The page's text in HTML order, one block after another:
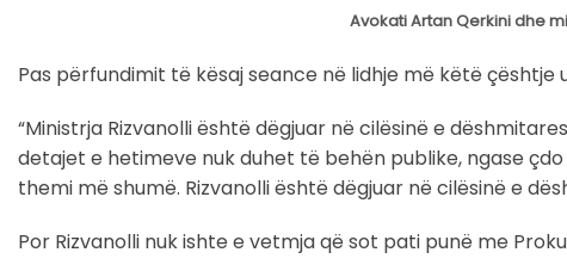
Avokati Artan Qerkini dhe
Pas përfundimit të kësaj seance në lidhje më këtë çështje
“Ministrja Rizvanolli është dëgjuar në cilësinë e
detajet e hetimeve nuk duhet të behën publike, ngase
themi më shumë. Rizvanolli është dëgjuar në cilësinë e
Por Rizvanolli nuk ishte e vetmja që sot pati punë me